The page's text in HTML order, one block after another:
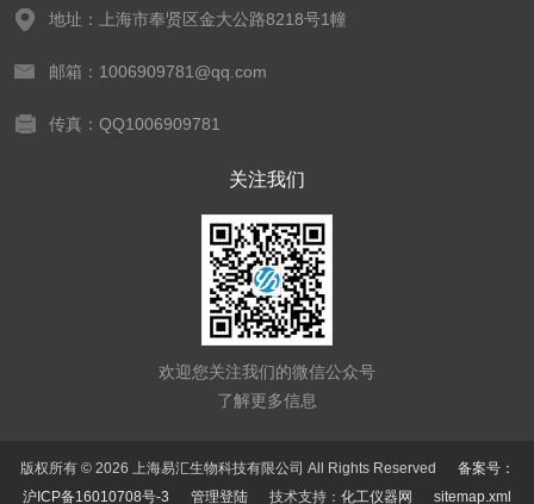
地址：上海市奉贤区金大公路8218号1幢
邮箱：1006909781@qq.com
传真：QQ1006909781
关注我们
欢迎您关注我们的微信公众号
了解更多信息
版权所有 © 2026 上海易汇生物科技有限公司 All Rights Reserved 备案号：
沪ICP备16010708号-3
管理登陆 技术支持： 化工仪器网 sitemap.xml